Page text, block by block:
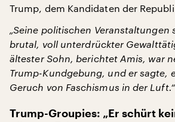
Trump, dem Kandidaten der
„Seine politischen Veranstaltungen
brutal, voll unterdrückter
ältester Sohn, berichtet Amis, war
Trump-Kundgebung, und er sagte,
Geruch von Faschismus in der Luft.“
Trump-Groupies: „Er schürt